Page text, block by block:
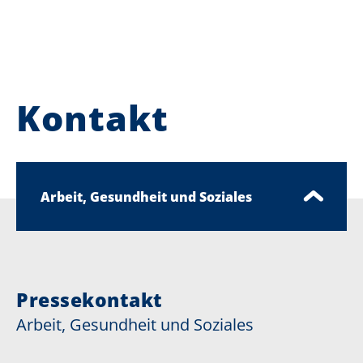
Kontakt
Arbeit, Gesundheit und Soziales
Pressekontakt
Arbeit, Gesundheit und Soziales